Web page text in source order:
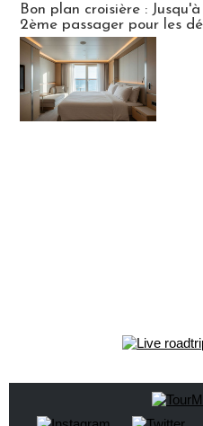
Bon plan croisière :
2ème passager pour les